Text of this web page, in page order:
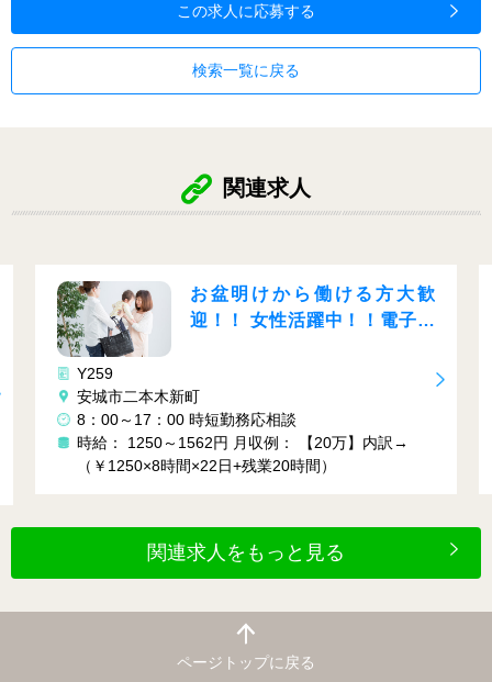
この求人に応募する
検索一覧に戻る
関連求人
方大歓
！電子部
急募！！女性大活躍◎軽
◎夜勤専属◎残業少なめ
愛知県豊橋市
16:30～翌1:20 （実働7時間40分） ★夜勤専属
時給： 1400円～2100円月収例： 22万円～26
（1400円×7.83時間×20日+深夜割増）
関連求人をもっと見る
ページトップに戻る